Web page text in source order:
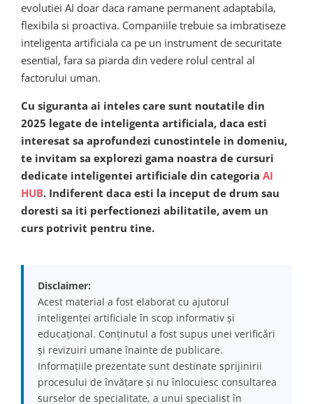
evolutiei AI doar daca ramane permanent adaptabila,
flexibila si proactiva. Companiile trebuie sa imbratiseze
inteligenta artificiala ca pe un instrument de securitate
esential, fara sa piarda din vedere rolul central al
factorului uman.
Cu siguranta ai inteles care sunt noutatile din
2025 legate de inteligenta artificiala, daca esti
interesat sa aprofundezi cunostintele in domeniu,
te invitam sa explorezi gama noastra de cursuri
dedicate inteligentei artificiale din categoria AI
HUB. Indiferent daca esti la inceput de drum sau
doresti sa iti perfectionezi abilitatile, avem un
curs potrivit pentru tine.
Disclaimer:
Acest material a fost elaborat cu ajutorul
inteligenței artificiale în scop informativ și
educațional. Conținutul a fost supus unei verificări
și revizuiri umane înainte de publicare.
Informațiile prezentate sunt destinate sprijinirii
procesului de învățare și nu înlocuiesc consultarea
surselor de specialitate, a unui specialist în